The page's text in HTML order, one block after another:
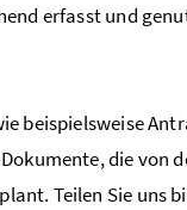
erfasst und
beispielsweise
die von
Teilen Sie uns